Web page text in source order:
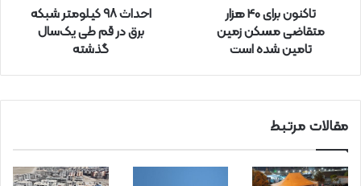
تاکنون برای 40 هزار
متقاضی مسکن زمین
تامین شده است
احداث ۹۸ کیلومتر شبکه
برق در قم طی یک‌سال
گذشته
مقالات مرتبط